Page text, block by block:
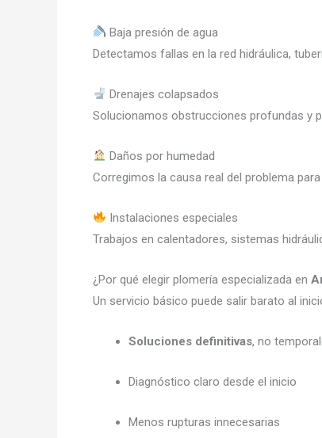
Baja presión de agua
Detectamos fallas en la red hidráulica,
Drenajes colapsados
Solucionamos obstrucciones profundas y
Daños por humedad
Corregimos la causa real del problema
Instalaciones especiales
Trabajos en calentadores, sistemas
¿Por qué elegir plomería especializada en
Un servicio básico puede salir barato al
Soluciones definitivas, no
Diagnóstico claro desde el inicio
Menos rupturas innecesarias